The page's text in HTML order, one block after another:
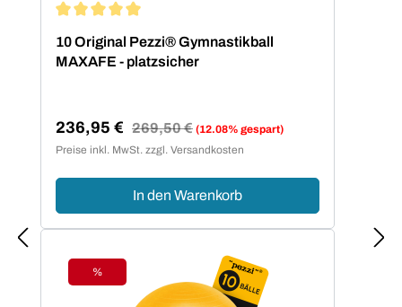
10 Original Pezzi® Gymnastikball
MAXAFE - platzsicher
Verkaufspreis:
236,95 € Regulärer Preis:
269,50 € (12.08% gespart)
Preise inkl. MwSt. zzgl. Versandkosten
In den Warenkorb
Rabatt
%